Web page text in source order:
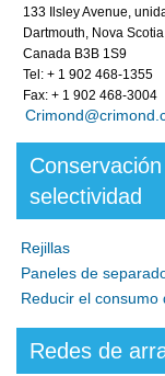
133 Ilsley Avenue,
Dartmouth, Nova Scotia
Canada B3B 1S9
Tel: + 1 902 468-1355
Fax: + 1 902 468-3004
selectividad
Rejillas
Paneles de
Reducir el consumo
Redes de